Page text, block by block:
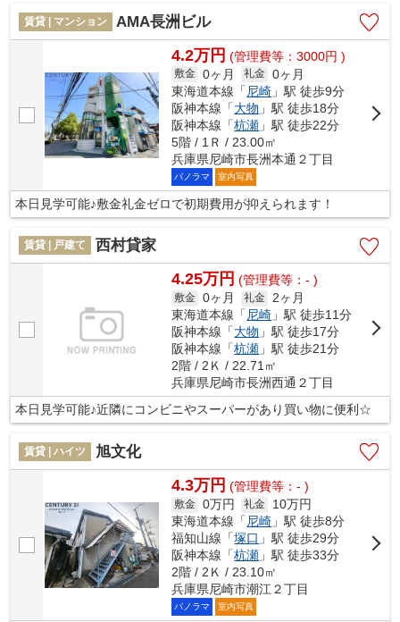
賃貸 | マンション AMA長洲ビル
4.2万円 (管理費等：3000円 )
敷金 0ヶ月 礼金 0ヶ月
東海道本線「尼崎 」駅 徒歩9分
阪神本線「大物 」駅 徒歩18分
阪神本線「杭瀬 」駅 徒歩22分
5階 / 1Ｒ / 23.00㎡
兵庫県尼崎市長洲本通２丁目
パノラマ 室内写真
本日見学可能♪敷金礼金ゼロで初期費用が抑えられます！
賃貸 | 戸建て 西村貸家
4.25万円 (管理費等：- )
敷金 0ヶ月 礼金 2ヶ月
東海道本線「尼崎 」駅 徒歩11分
阪神本線「大物 」駅 徒歩17分
阪神本線「杭瀬 」駅 徒歩21分
2階 / 2Ｋ / 22.71㎡
兵庫県尼崎市長洲西通２丁目
本日見学可能♪近隣にコンビニやスーパーがあり買い物に便利☆
賃貸 | ハイツ 旭文化
4.3万円 (管理費等：- )
敷金 0万円 礼金
10万円
東海道本線「尼崎 」駅 徒歩8分
福知山線「塚口 」駅 徒歩29分
阪神本線「杭瀬 」駅 徒歩33分
2階 / 2Ｋ / 23.10㎡
兵庫県尼崎市潮江２丁目
パノラマ 室内写真